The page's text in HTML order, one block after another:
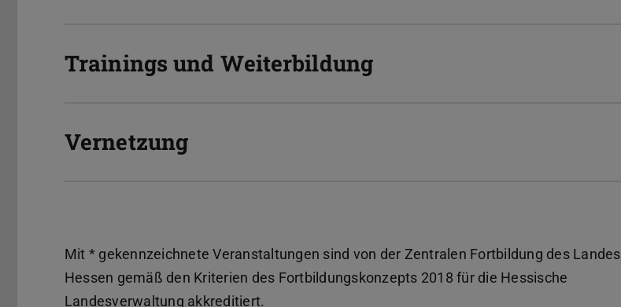
Trainings und Weiterbildung
Vernetzung
Mit * gekennzeichnete Veranstaltungen sind von der Zentralen Fortbildung des Landes
Hessen gemäß den Kriterien des Fortbildungskonzepts 2018 für die Hessische
Landesverwaltung akkreditiert.